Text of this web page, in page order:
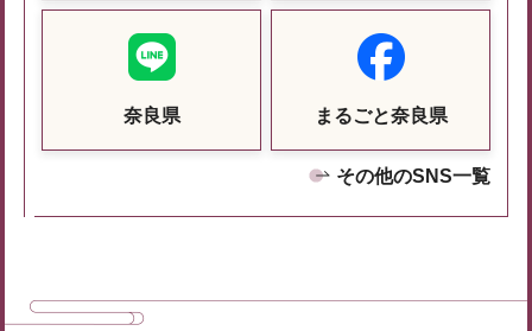
奈良県 まるごと奈良県
その他のSNS一覧